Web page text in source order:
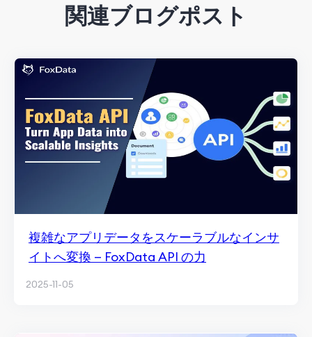
関連ブログポスト
複雑なアプリデータをスケーラブルなインサ
イトへ変換 — FoxData API の力
2025-11-05